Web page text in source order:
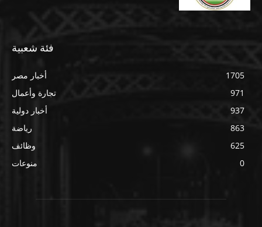
فئة شعبية
أخبار مصر
1705
تجارة وأعمال
971
أخبار دولية
937
رياضة
863
وظائف
625
منوعات
0